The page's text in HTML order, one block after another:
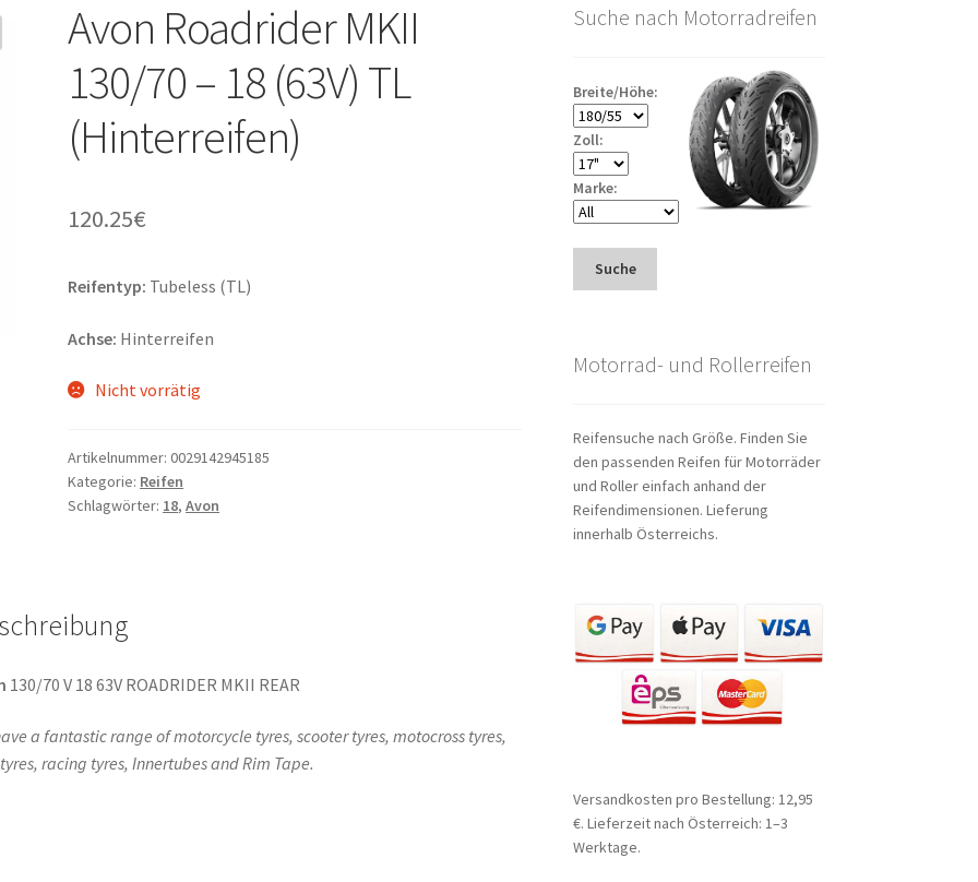
Avon Roadrider MKII
130/70 – 18 (63V) TL
(Hinterreifen)
120.25€
Reifentyp: Tubeless (TL)
Achse: Hinterreifen
Nicht vorrätig
Artikelnummer:0029142945185
Kategorie: Reifen
Schlagwörter: 18,Avon
130/70 V 18 63V ROADRIDER MKII REAR
a fantastic range of motorcycle tyres, scooter tyres, motocross tyres,
racing tyres, Innertubes and Rim Tape.
Suche nach Motorradreifen
Breite/Höhe:
Zoll:
Marke:
Suche
Motorrad- und Rollerreifen
Reifensuche nach Größe. Finden Sie
den passenden Reifen für Motorräder
und Roller einfach anhand der
Reifendimensionen. Lieferung
innerhalb Österreichs.
Versandkosten pro Bestellung: 12,95
€. Lieferzeit nach Österreich: 1–3
Werktage.